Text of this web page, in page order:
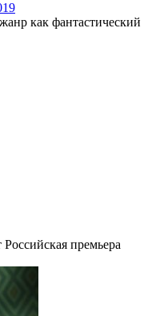
как фантастический
премьера